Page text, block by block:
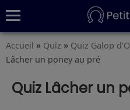
Quiz
Conseils
Fiches
S’abonner
Accueil » Quiz » Quiz Galop
Lâcher un poney au pré
Quiz Lâcher un